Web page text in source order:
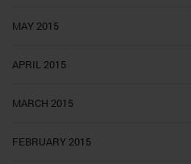
MAY 2015
APRIL 2015
MARCH 2015
FEBRUARY 2015